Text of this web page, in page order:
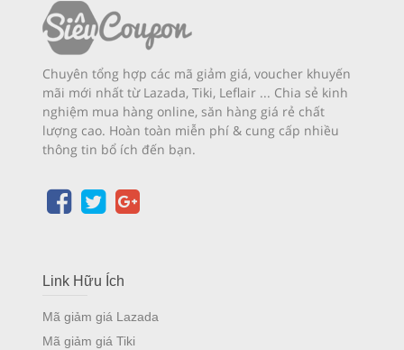
Chuyên tổng hợp các mã giảm giá, voucher khuyến
mãi mới nhất từ Lazada, Tiki, Leflair ... Chia sẻ kinh
nghiệm mua hàng online, săn hàng giá rẻ chất
lượng cao. Hoàn toàn miễn phí & cung cấp nhiều
thông tin bổ ích đến bạn.
Link Hữu Ích
Mã giảm giá Lazada
Mã giảm giá Tiki